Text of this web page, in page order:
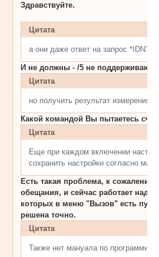
Здравствуйте.
Цитата
а они даже ответ на запрос *IDN?
И не должны - /5 не поддерживают
Цитата
но получить результат измерения
Какой командой Вы пытаетесь
Цитата
Еще при каждом включении
сохранить настройки согласно
Есть такая проблема, к
обещания, и сейчас работает над
которых в меню "Вызов" есть
решена точно.
Цитата
Также нет мануала по